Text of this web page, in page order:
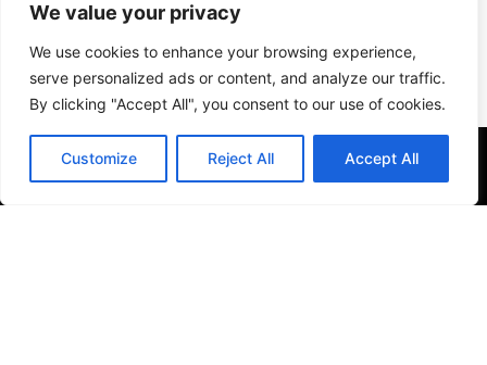
We value your privacy
We use cookies to enhance your browsing experience,
serve personalized ads or content, and analyze our traffic.
By clicking "Accept All", you consent to our use of cookies.
Customize Reject All Accept All
Se não puder comparecer, posso reagendar?
Ainda tem dúvidas?